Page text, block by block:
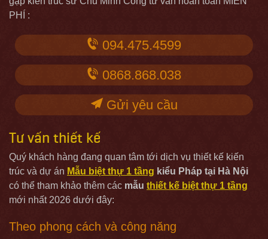
PHÍ :
094.475.4599
0868.868.038
Gửi yêu cầu
Tư vấn thiết kế
Quý khách hàng đang quan tâm tới dịch vụ thiết kế kiến
trúc và dự án Mẫu biệt thự 1 tầng kiểu Pháp tại Hà Nội
có thể tham khảo thêm các mẫu thiết kế biệt thự 1 tầng
mới nhất 2026 dưới đây:
Theo phong cách và công năng